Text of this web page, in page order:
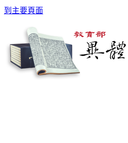
到主要頁面